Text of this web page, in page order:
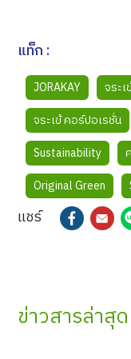
แท็ก :
JORAKAY จระเ
จระเข้ คอร์ปอเรชั่น
Sustainability
Original Green
แชร์
ข่าวสารล่าสุด